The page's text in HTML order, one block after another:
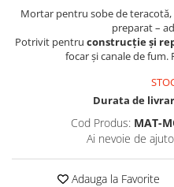
Mortar pentru sobe de teracotă,
preparat –
Potrivit pentru construcție și
focar și canale de fum.
Durata de
Cod Produs: MAT-
Ai nevoie de
Adauga la Favorite